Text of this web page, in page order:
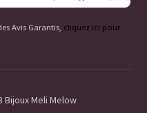
Avis Garantis, cliquez ici pour
Bijoux Meli Melow